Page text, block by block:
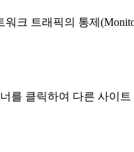
크 트래픽의 통제
를 클릭하여 다른 사이